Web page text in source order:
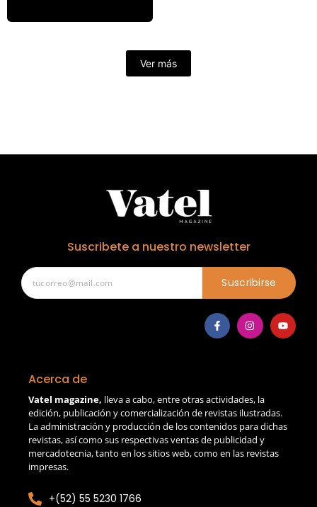
Ver más
Suscribete a nuestro newsletter
Suscribirse
Acerca de
Vatel magazine, lleva a cabo, entre otras actividades, la
edición, publicación y comercialización de revistas ilustradas.
La administración y producción de los contenidos para dichas
revistas, así como sus respectivas ventas de publicidad y
mercadotecnia, tanto en los sitios web, como en las revistas
impresas.
+(52) 55 5230 1766